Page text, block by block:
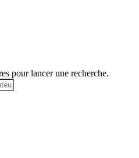
pour lancer une recherche.